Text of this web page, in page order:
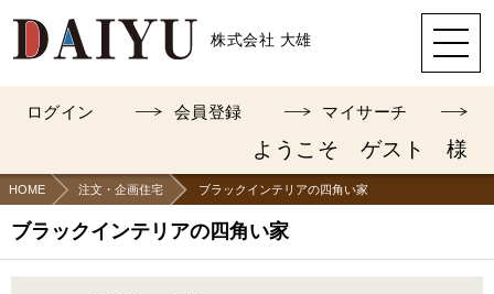
株式会社 大雄
ログイン 会員登録 マイサーチ
ようこそ ゲスト 様
HOME 注文・企画住宅 ブラックインテリアの四角い家
ブラックインテリアの四角い家